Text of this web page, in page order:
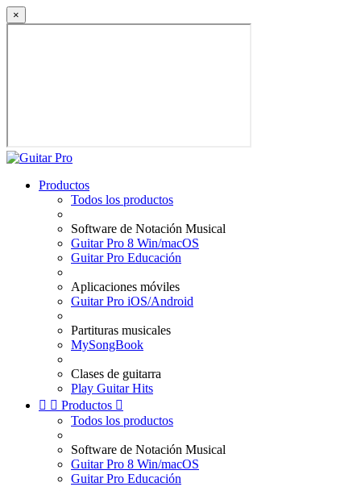
×
Productos
Todos los productos
Software de Notación Musical
Guitar Pro 8 Win/macOS
Guitar Pro Educación
Aplicaciones móviles
Guitar Pro iOS/Android
Partituras musicales
MySongBook
Clases de guitarra
Play Guitar Hits
  Productos 
Todos los productos
Software de Notación Musical
Guitar Pro 8 Win/macOS
Guitar Pro Educación